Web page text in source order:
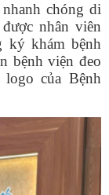
chóng di
nhân viên
ký khám bệnh
bệnh viện đeo
của Bệnh